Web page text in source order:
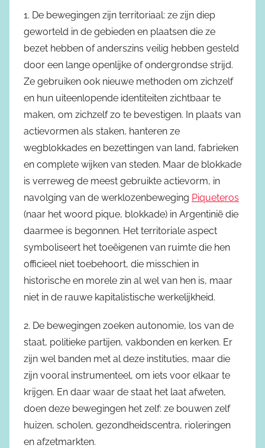
1. De bewegingen zijn territoriaal: ze zijn diep
geworteld in de gebieden en plaatsen die ze
bezet hebben of anderszins veilig hebben gesteld
door een lange openlijke of ondergrondse strijd.
Ze gebruiken ook nieuwe methoden om zichzelf
en hun uiteenlopende identiteiten zichtbaar te
maken, om zichzelf zo te bevestigen. In plaats van
actievormen als staken, hanteren ze
wegblokkades en bezettingen van land, fabrieken
en complete wijken van steden. Maar de blokkade
is verreweg de meest gebruikte actievorm, in
navolging van de werklozenbeweging Piqueteros
(naar het woord pique, blokkade) in Argentinië die
daarmee is begonnen. Het territoriale aspect
symboliseert het toeëigenen van ruimte die hen
officieel niet toebehoort, die misschien in
historische en morele zin al wel van hen is, maar
niet in de rauwe kapitalistische werkelijkheid.
2. De bewegingen zoeken autonomie, los van de
staat, politieke partijen, vakbonden en kerken. Er
zijn wel banden met al deze instituties, maar die
zijn vooral instrumenteel, om iets voor elkaar te
krijgen. En daar waar de staat het laat afweten,
doen deze bewegingen het zelf: ze bouwen zelf
huizen, scholen, gezondheidscentra, rioleringen
en afzetmarkten.